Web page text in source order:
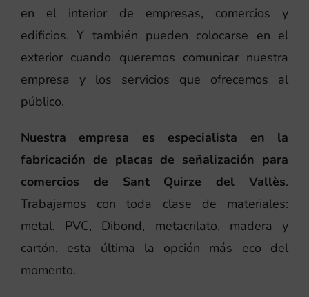
en el interior de empresas, comercios y
edificios. Y también pueden colocarse en el
exterior cuando queremos comunicar nuestra
empresa y los servicios que ofrecemos al
público.
Nuestra empresa es especialista en la
fabricación de placas de señalización para
comercios de Sant Quirze del Vallès.
Trabajamos con toda clase de materiales:
metal, PVC, Dibond, metacrilato, madera y
cartón, esta última la opción más eco del
momento.